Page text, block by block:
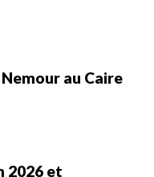
au Caire
2026 et